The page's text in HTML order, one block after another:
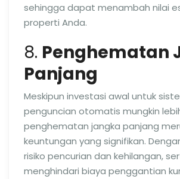
sehingga dapat menambah nilai
properti Anda.
8. Penghematan
Panjang
Meskipun investasi awal untuk
penguncian otomatis mungkin
penghematan jangka panjang
keuntungan yang signifikan.
risiko pencurian dan kehilangan,
menghindari biaya penggantian